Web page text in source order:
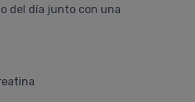
del día junto con una